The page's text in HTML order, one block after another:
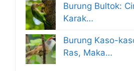
Burung Bultok:
Karak…
Burung Kaso-
Ras, Maka…